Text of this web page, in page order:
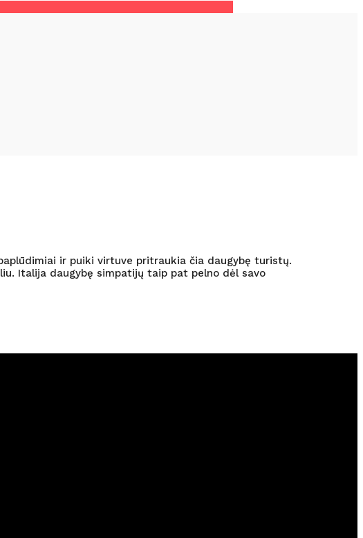
ir puiki virtuve pritraukia čia daugybę turistų.
Italija daugybę simpatijų taip pat pelno dėl savo